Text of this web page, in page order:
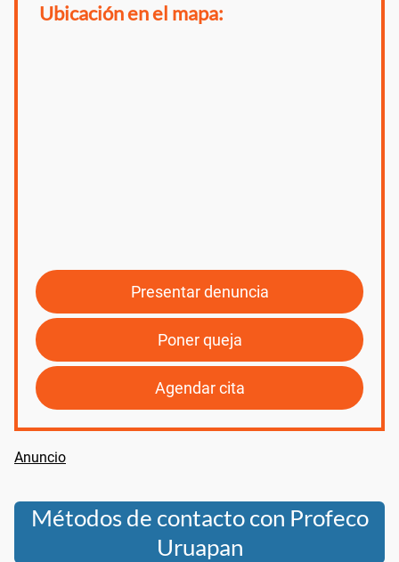
Ubicación en el mapa:
Presentar denuncia
Poner queja
Agendar cita
Métodos de contacto con Profeco
Uruapan